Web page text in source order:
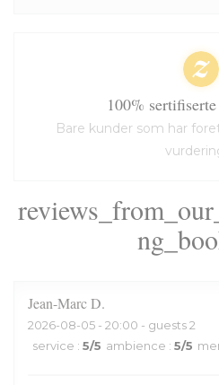
Jean-MarcD
2026-08-05 - 20:00 - guests 2
service : 5/5 ambience : 5/5
100%
Bare kunder som har